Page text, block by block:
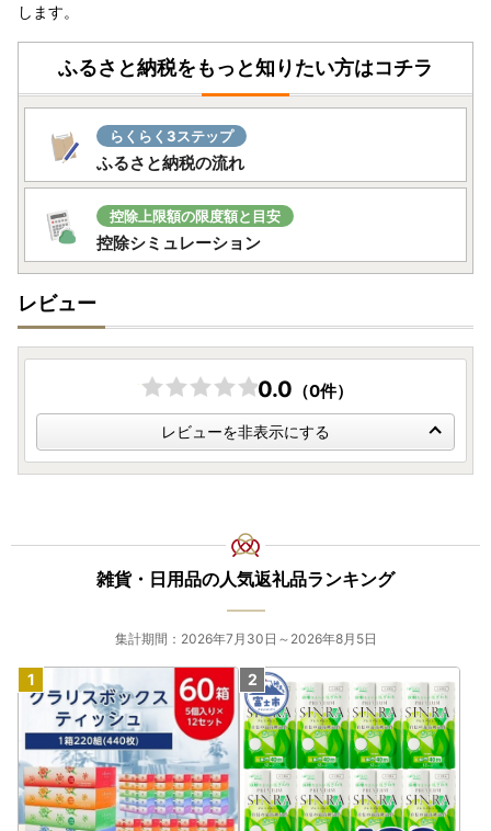
用いただけます。
また、ふるまど導入自治体であれば複数の寄附を同時に申請
することも可能です。
詳しくはふるまどサイト（外部サイトへ遷移します）をご確
なお、従来通りの申請書郵送による申請もご利用いただけま
す。
▼申請書送付先
〒444-1333 愛知県高浜市沢渡町一丁目3番28
東浦町ふるさと納税ワンストップ受付センター 宛
※東浦町ではふるさと納税業務の一部を外部委託しておりま
す。
します。
ふるさと納税をもっと知りたい方はコチラ
らくらく3ステップ
ふるさと納税の流れ
控除上限額の限度額と目安
控除シミュレーション
レビュー
0.0 （0件）
レビューを非表示にする
雑貨・日用品の人気返礼品ランキング
集計期間：2026年7月30日～2026年8月5日